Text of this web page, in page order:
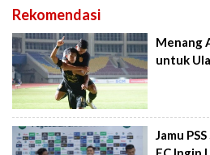
Rekomendasi
Menang
untuk
Jamu